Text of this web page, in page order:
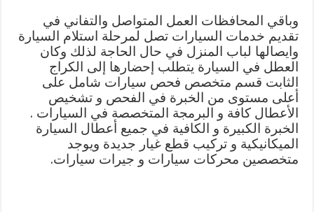
وباقي المحافظات العمل المتواصل والتفاني في
تقديم خدمات السيارات تصل لمرحلة استلام السيارة
وايصالها لباب المنزل في حال الحاجة لذلك وكان
العطل في السيارة يتطلب إحضارها إلى الكراج
الثابت قسم متخصص فحص سيارات شامل على
أعلى مستوى من الخبرة في الفحص و تشخيص
الأعطال كافة و البرمجة المتخصصة في السيارات .
الخبرة الكبيرة و الكافية في جميع أعطال السيارة
الميكانيكية و تركيب قطع غيار جديدة ويوجد
متخصصين محركات سيارات و جيرات سيارات.